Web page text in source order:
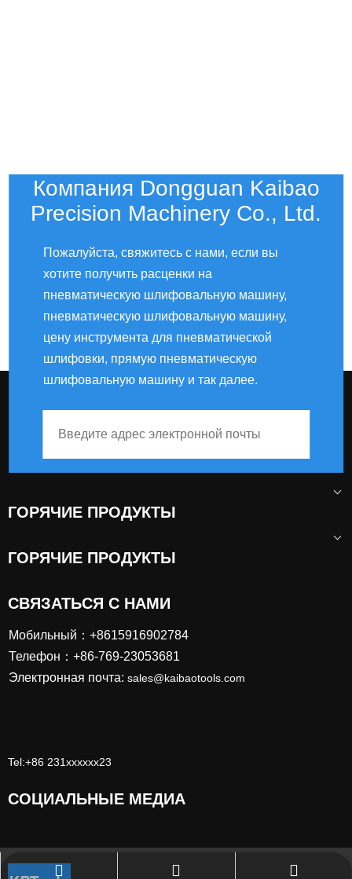
Компания Dongguan Kaibao
Precision Machinery Co., Ltd.
Пожалуйста, свяжитесь с нами, если вы
хотите получить расценки на
пневматическую шлифовальную машину,
пневматическую шлифовальную машину,
цену инструмента для пневматической
шлифовки, прямую пневматическую
шлифовальную машину и так далее.
ГОРЯЧИЕ ПРОДУКТЫ
ГОРЯЧИЕ ПРОДУКТЫ
СВЯЗАТЬСЯ С НАМИ
Мобильный：+8615916902784
Телефон：+86-769-23053681
Электронная почта: sales@kaibaotools.com
Tel:+86 231xxxxxx23
СОЦИАЛЬНЫЕ МЕДИА